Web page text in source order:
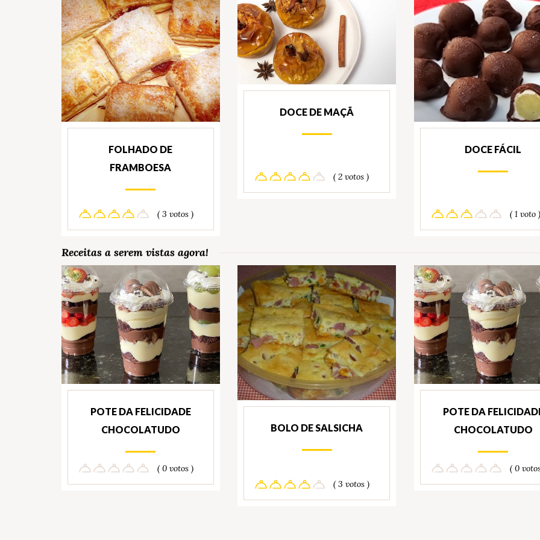
FOLHADO DE
FRAMBOESA
( 3 votos )
DOCE DE MAÇÃ
( 2 votos )
DOCE FÁCIL
( 1 voto )
Receitas a serem vistas agora!
POTE DA FELICIDADE
CHOCOLATUDO
( 0 votos )
BOLO DE SALSICHA
( 3 votos )
POTE DA
CHOCOLATUDO
( 0